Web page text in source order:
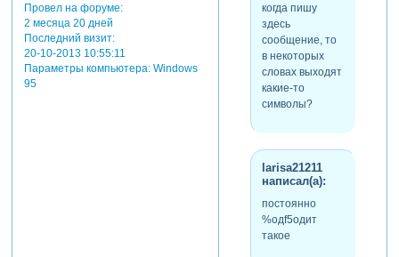
Провел на форуме:
2 месяца 20 дней
Последний визит:
20-10-2013 10:55:11
Параметры компьютера:Windows
95
когда пишу
здесь
сообщение, то
в некоторых
словах выходят
какие-то
символы?
larisa21211
написал(а):
постоянно
%одf5одит
такое